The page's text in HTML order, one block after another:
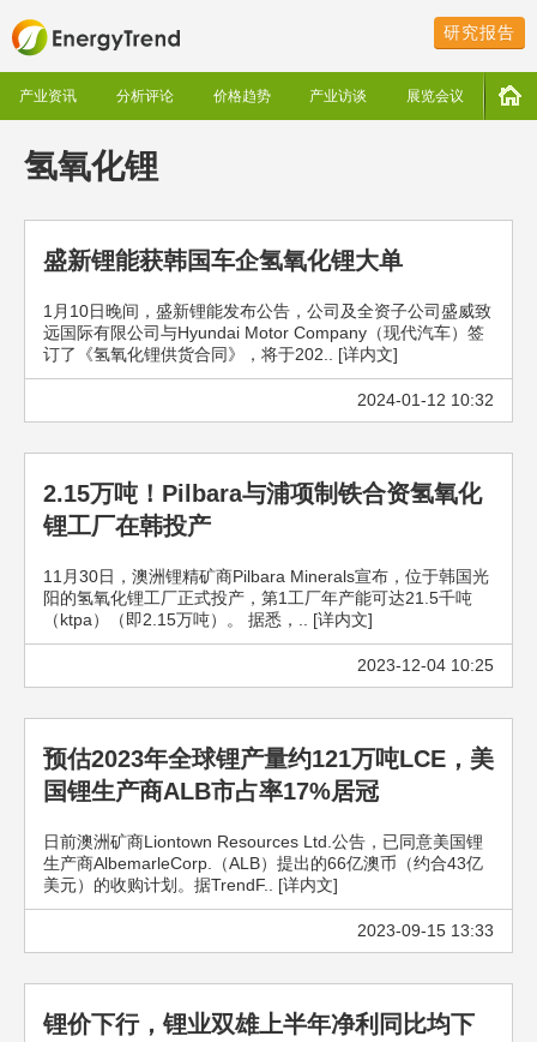
研究报告
产业资讯 分析评论 价格趋势 产业访谈 展览会议
氢氧化锂
盛新锂能获韩国车企氢氧化锂大单
1月10日晚间，盛新锂能发布公告，公司及全资子公司盛威致
远国际有限公司与Hyundai Motor Company（现代汽车）签
订了《氢氧化锂供货合同》，将于202.. [详内文]
2024-01-12 10:32
2.15万吨！Pilbara与浦项制铁合资氢氧化
锂工厂在韩投产
11月30日，澳洲锂精矿商Pilbara Minerals宣布，位于韩国光
阳的氢氧化锂工厂正式投产，第1工厂年产能可达21.5千吨
（ktpa）（即2.15万吨）。 据悉，.. [详内文]
2023-12-04 10:25
预估2023年全球锂产量约121万吨LCE，美
国锂生产商ALB市占率17%居冠
日前澳洲矿商Liontown Resources Ltd.公告，已同意美国锂
生产商AlbemarleCorp.（ALB）提出的66亿澳币（约合43亿
美元）的收购计划。据TrendF.. [详内文]
2023-09-15 13:33
锂价下行，锂业双雄上半年净利同比均下